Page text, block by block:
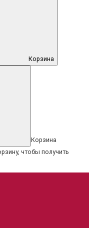
Корзина
Корзина
чтобы получить